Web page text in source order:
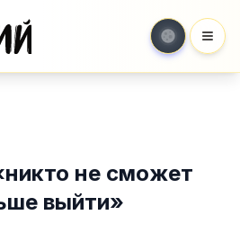
никто не сможет
выйти»